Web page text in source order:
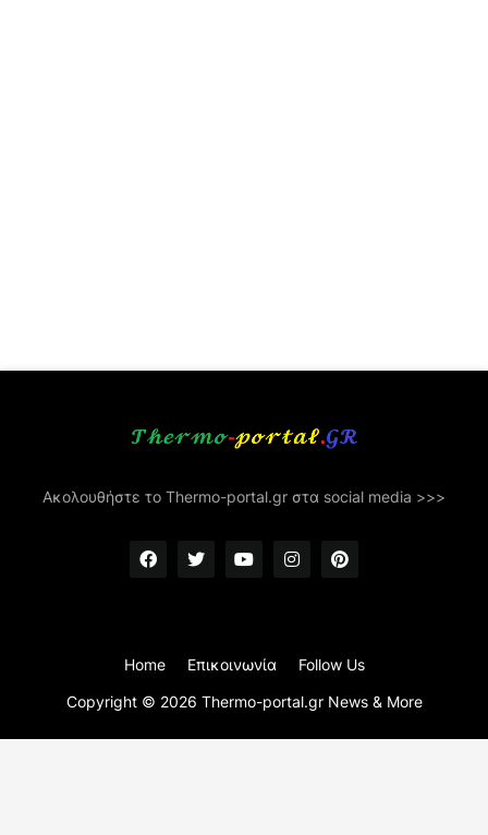
Ακολουθήστε το Thermo-portal.gr στα social media >>>
Copyright © 2026 Thermo-portal.gr News & More
Home Επικοινωνία Follow Us